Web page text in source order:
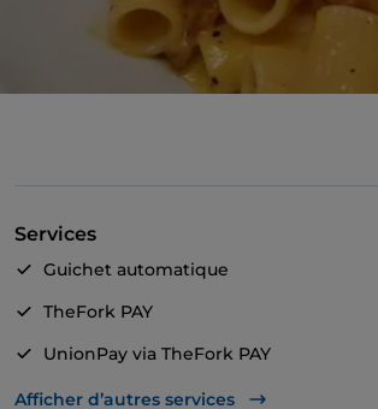
Services
Guichet automatique
TheFork PAY
UnionPay via TheFork PAY
Cocktail
Afficher d’autres services